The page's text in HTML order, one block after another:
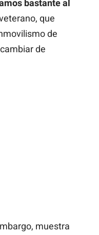
bastante al
que
de
de
muestra